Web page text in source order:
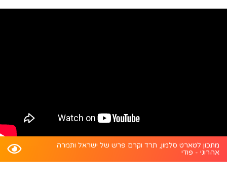
מתכון לטארט סלמון, תרד וקרם פרש של ישראל ותמרה
אהרוני - פודי